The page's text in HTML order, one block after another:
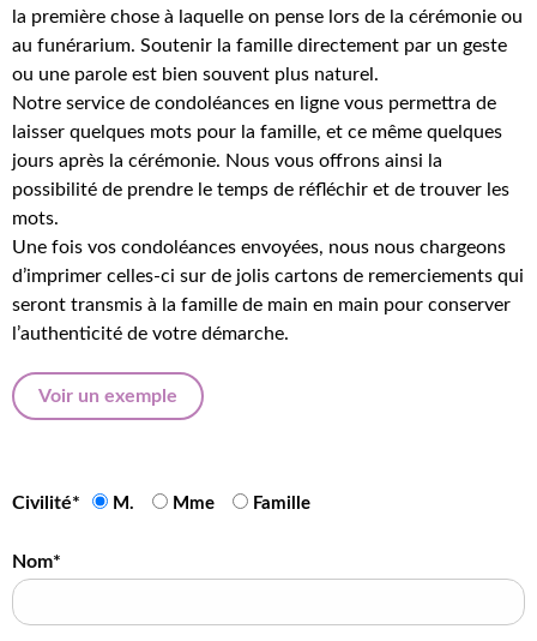
la première chose à laquelle on pense lors de la cérémonie ou
au funérarium. Soutenir la famille directement par un geste
ou une parole est bien souvent plus naturel.
Notre service de condoléances en ligne vous permettra de
laisser quelques mots pour la famille, et ce même quelques
jours après la cérémonie. Nous vous offrons ainsi la
possibilité de prendre le temps de réfléchir et de trouver les
mots.
Une fois vos condoléances envoyées, nous nous chargeons
d’imprimer celles-ci sur de jolis cartons de remerciements qui
seront transmis à la famille de main en main pour conserver
l’authenticité de votre démarche.
Voir un exemple
Civilité* M. Mme Famille
Nom*